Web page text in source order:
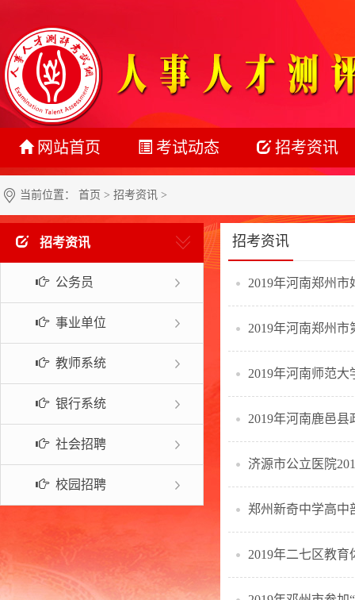
网站首页 考试动态
最新动态
正在报名
准考证打印
成绩查询
名单公示
常见问题
招考资讯
事业单位
教师系统
银行系统
社会招聘
校园招聘
当前位置： 首页 > 招考资讯 >
招考资讯
公务员
事业单位
教师系统
银行系统
社会招聘
校园招聘
招考资讯
2019年河南郑州
2019年河南郑州
2019年河南师范大
2019年河南鹿邑
济源市公立医院
郑州新奇中学高中
2019年二七区教